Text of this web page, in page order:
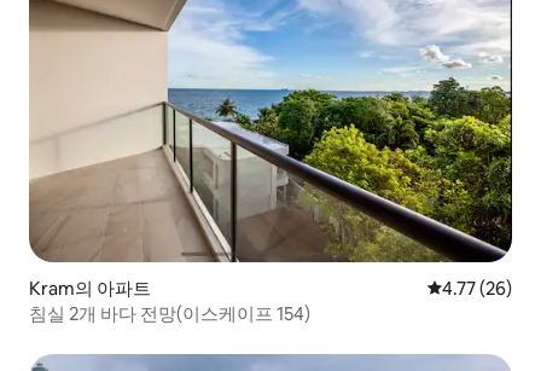
Kram의 아파트 평점 4.77점
4.77 (26)
침실 2개 바다 전망(이스케이프 154)